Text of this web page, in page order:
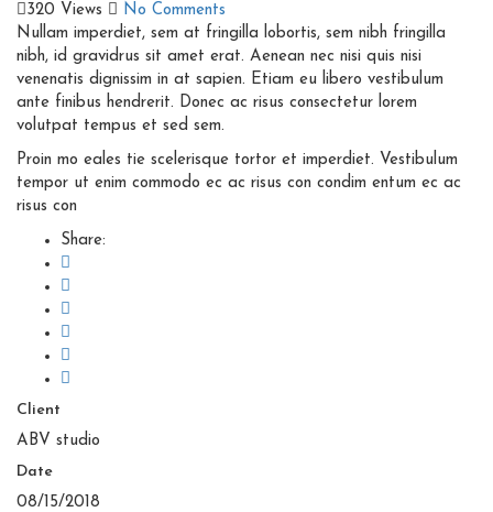
320 Views
No Comments
Nullam imperdiet, sem at fringilla lobortis, sem nibh fringilla
nibh, id gravidrus sit amet erat. Aenean nec nisi quis nisi
venenatis dignissim in at sapien. Etiam eu libero vestibulum
ante finibus hendrerit. Donec ac risus consectetur lorem
volutpat tempus et sed sem.
Proin mo eales tie scelerisque tortor et imperdiet. Vestibulum
tempor ut enim commodo ec ac risus con condim entum ec ac
risus con
Share:
Client
ABV studio
Date
08/15/2018